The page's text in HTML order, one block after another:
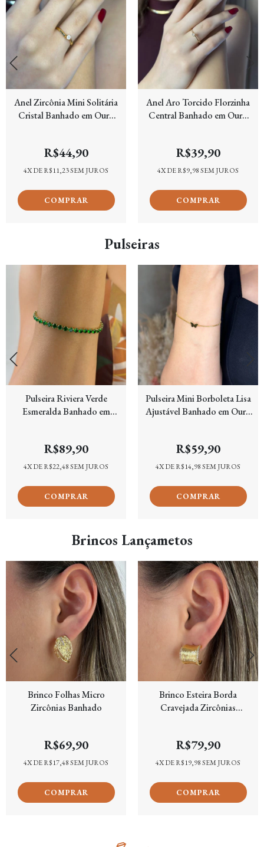
Anel Zircônia Mini Solitária
Cristal Banhado em Ouro
R$44,90
4X DER$11,23SEM JUROS
Anel Aro Torcido Florzinha
Central Banhado em Ouro
R$39,90
4X DER$9,98SEM JUROS
Pulseiras
Pulseira Riviera Verde
Esmeralda Banhado em
R$89,90
4X DER$22,48SEM JUROS
Pulseira Mini Borboleta Lisa
Ajustável Banhado em Ouro
R$59,90
4X DER$14,98SEM JUROS
Brincos Lançametos
Brinco Folhas Micro
Zircônias Banhado
R$69,90
4X DER$17,48SEM JUROS
Brinco Esteira Borda
Cravejada Zircônias
R$79,90
4X DER$19,98SEM JUROS